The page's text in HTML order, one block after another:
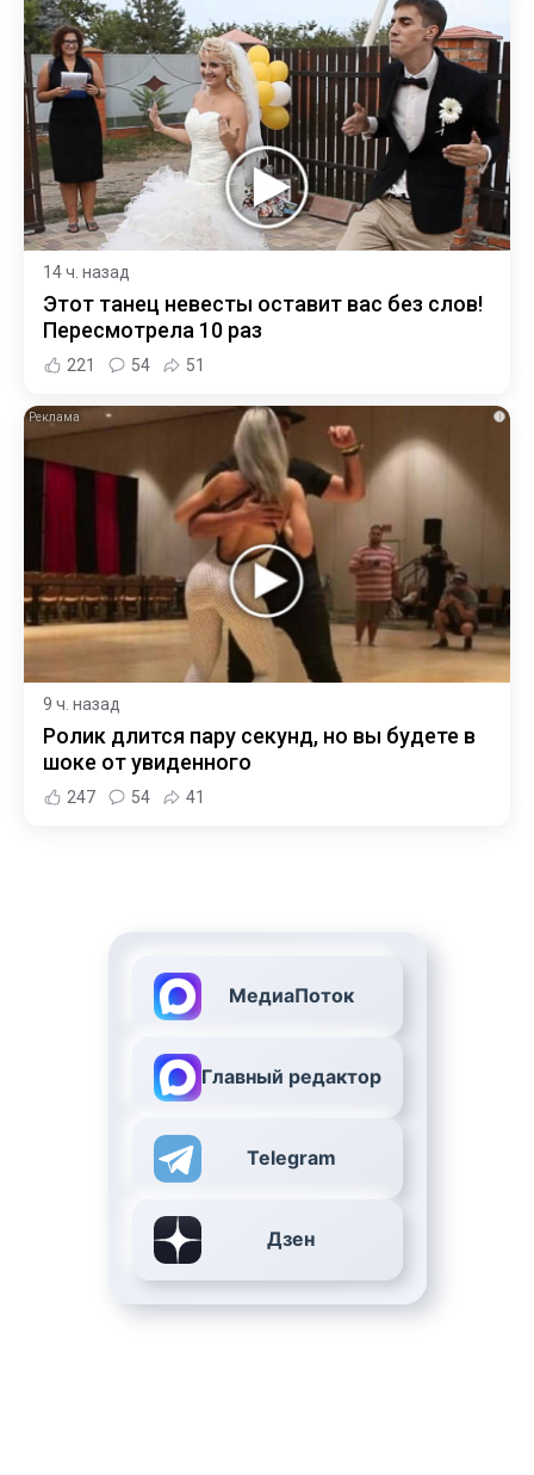
14 ч. назад
Этот танец невесты оставит вас без слов!
Пересмотрела 10 раз
221 54 51
i
9 ч. назад
Ролик длится пару секунд, но вы будете в
шоке от увиденного
247 54 41
МедиаПоток
Главный редактор
Telegram
Дзен